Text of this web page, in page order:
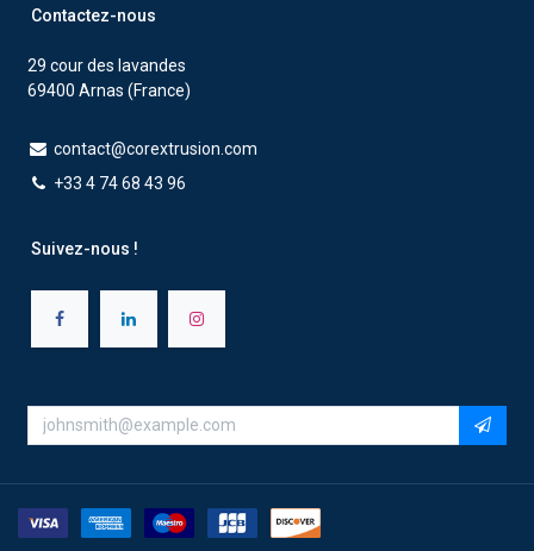
Contactez-nous
29 cour des lavandes
69400 Arnas (France)
contact@corextrusion.com
+33 4 74 68 43 96
Suivez-nous !